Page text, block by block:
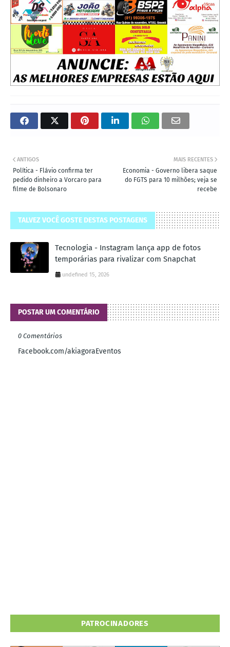
MAIS RECENTES
Economia - Governo libera saque
do FGTS para 10 milhões; veja se
recebe
ANTIGOS
Política - Flávio confirma ter
pedido dinheiro a Vorcaro para
filme de Bolsonaro
TALVEZ VOCÊ GOSTE DESTAS POSTAGENS
Tecnologia - Instagram lança app de fotos
temporárias para rivalizar com Snapchat
undefined 15, 2026
POSTAR UM COMENTÁRIO
0 Comentários
Facebook.com/akiagoraEventos
PATROCINADORES